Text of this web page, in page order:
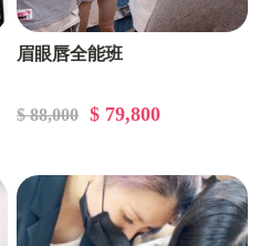
眉眼唇全能班
$ 88,000 $ 79,800